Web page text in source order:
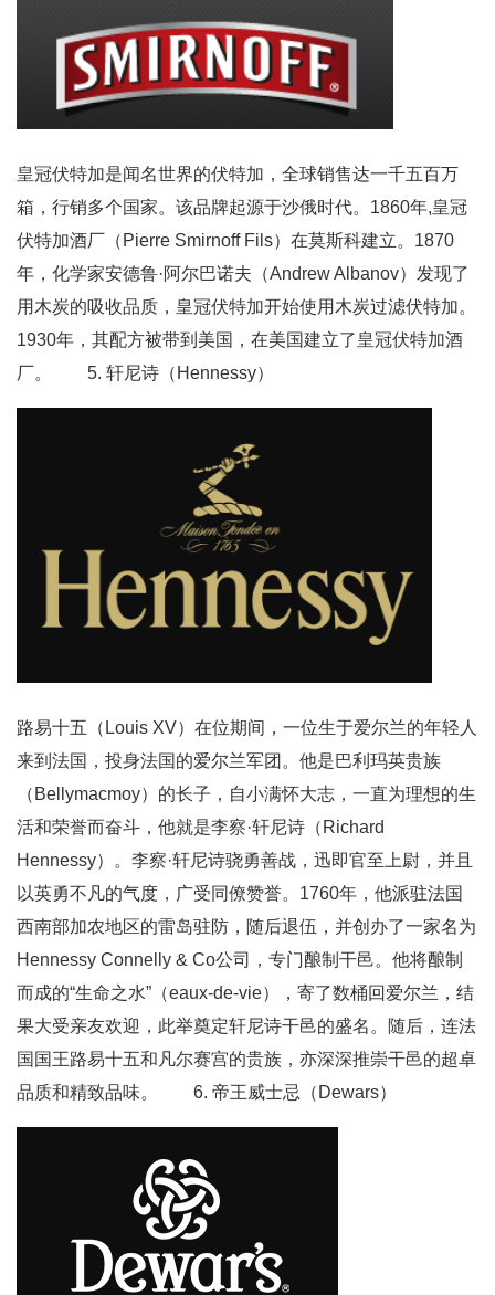
皇冠伏特加是闻名世界的伏特加，全球销售达一千五百万
箱，行销多个国家。该品牌起源于沙俄时代。1860年,皇冠
伏特加酒厂（Pierre Smirnoff Fils）在莫斯科建立。1870
年，化学家安德鲁·阿尔巴诺夫（Andrew Albanov）发现了
用木炭的吸收品质，皇冠伏特加开始使用木炭过滤伏特加。
1930年，其配方被带到美国，在美国建立了皇冠伏特加酒
厂。 5. 轩尼诗（Hennessy）
路易十五（Louis XV）在位期间，一位生于爱尔兰的年轻人
来到法国，投身法国的爱尔兰军团。他是巴利玛英贵族
（Bellymacmoy）的长子，自小满怀大志，一直为理想的生
活和荣誉而奋斗，他就是李察·轩尼诗（Richard
Hennessy）。李察·轩尼诗骁勇善战，迅即官至上尉，并且
以英勇不凡的气度，广受同僚赞誉。1760年，他派驻法国
西南部加农地区的雷岛驻防，随后退伍，并创办了一家名为
Hennessy Connelly & Co公司，专门酿制干邑。他将酿制
而成的“生命之水”（eaux-de-vie），寄了数桶回爱尔兰，结
果大受亲友欢迎，此举奠定轩尼诗干邑的盛名。随后，连法
国国王路易十五和凡尔赛宫的贵族，亦深深推崇干邑的超卓
品质和精致品味。 6. 帝王威士忌（Dewars）